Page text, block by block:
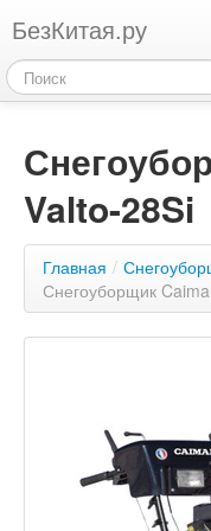
БезКитая.ру
Каталог
Контакты
Акции 3
Valto-28Si
Главная /
Снегоуборщик